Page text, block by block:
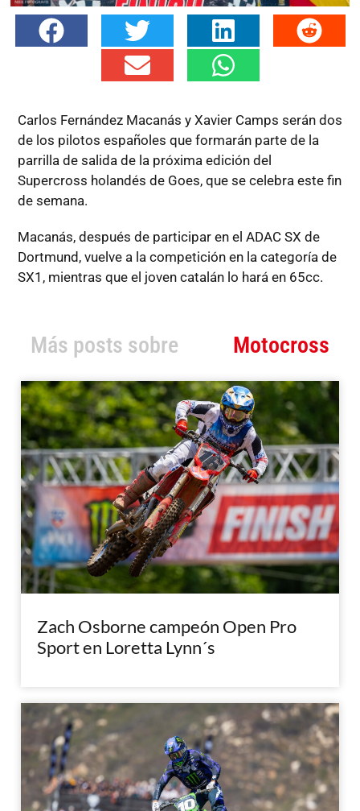
Carlos Fernández Macanás y Xavier Camps serán dos
de los pilotos españoles que formarán parte de la
parrilla de salida de la próxima edición del
Supercross holandés de Goes, que se celebra este fin
de semana.
Macanás, después de participar en el ADAC SX de
Dortmund, vuelve a la competición en la categoría de
SX1, mientras que el joven catalán lo hará en 65cc.
Más posts sobre Motocross
Zach Osborne campeón Open Pro
Sport en Loretta Lynn´s